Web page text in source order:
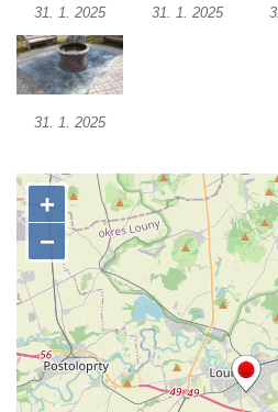
31. 1. 2025 31. 1. 2025
31. 1. 2025